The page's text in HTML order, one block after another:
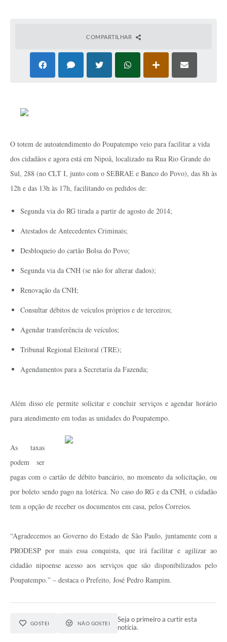
COMPARTILHAR
O totem de autoatendimento do Poupatempo veio para facilitar a vida
dos cidadãos e agora está em Nipoã, localizado na Rua Rio Grande do
Sul, 288 (no CLT I, junto com o SEBRAE e Banco do Povo), das 8h às
12h e das 13h às 17h, facilitando os pedidos de:
Segunda via do RG tirada a partir de agosto de 2014;
Atestados de Antecedentes Criminais;
Desbloqueio do cartão Bolsa do Povo;
Segunda via da CNH (se não for alterar dados);
Renovação da CNH;
Consultar débitos de veículos próprios e de terceiros;
Agendar transferência de veículos;
Tribunal Regional Eleitoral (TRE);
Agendamentos para a Secretaria da Fazenda;
Além disso ele permite solicitar e concluir serviços e agendar horário
para atendimento em todas as unidades do Poupatempo.
As taxas
podem ser
pagas com o cartão de débito bancário, no momento da solicitação, ou
por boleto sendo pago na lotérica. No caso do RG e da CNH, o cidadão
tem a opção de receber os documentos em casa, pelos Correios.
“Agradecemos ao Governo do Estado de São Paulo, juntamente com a
PRODESP por mais essa conquista, que irá facilitar e agilizar ao
cidadão nipoense acesso aos serviços que são disponibilizados pelo
Poupatempo.” – destaca o Prefeito, José Pedro Rampim.
GOSTEI NÃO GOSTEI
Seja o primeiro a curtir esta
notícia.